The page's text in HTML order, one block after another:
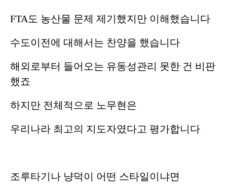
FTA도 농산물 문제 제기했지만 이해했습니다
수도이전에 대해서는 찬양을 했습니다
해외로부터 들어오는 유동성관리 못한 건 비판
했죠
하지만 전체적으로 노무현은
우리나라 최고의 지도자였다고 평가합니다
조루타기나 냥덕이 어떤 스타일이냐면